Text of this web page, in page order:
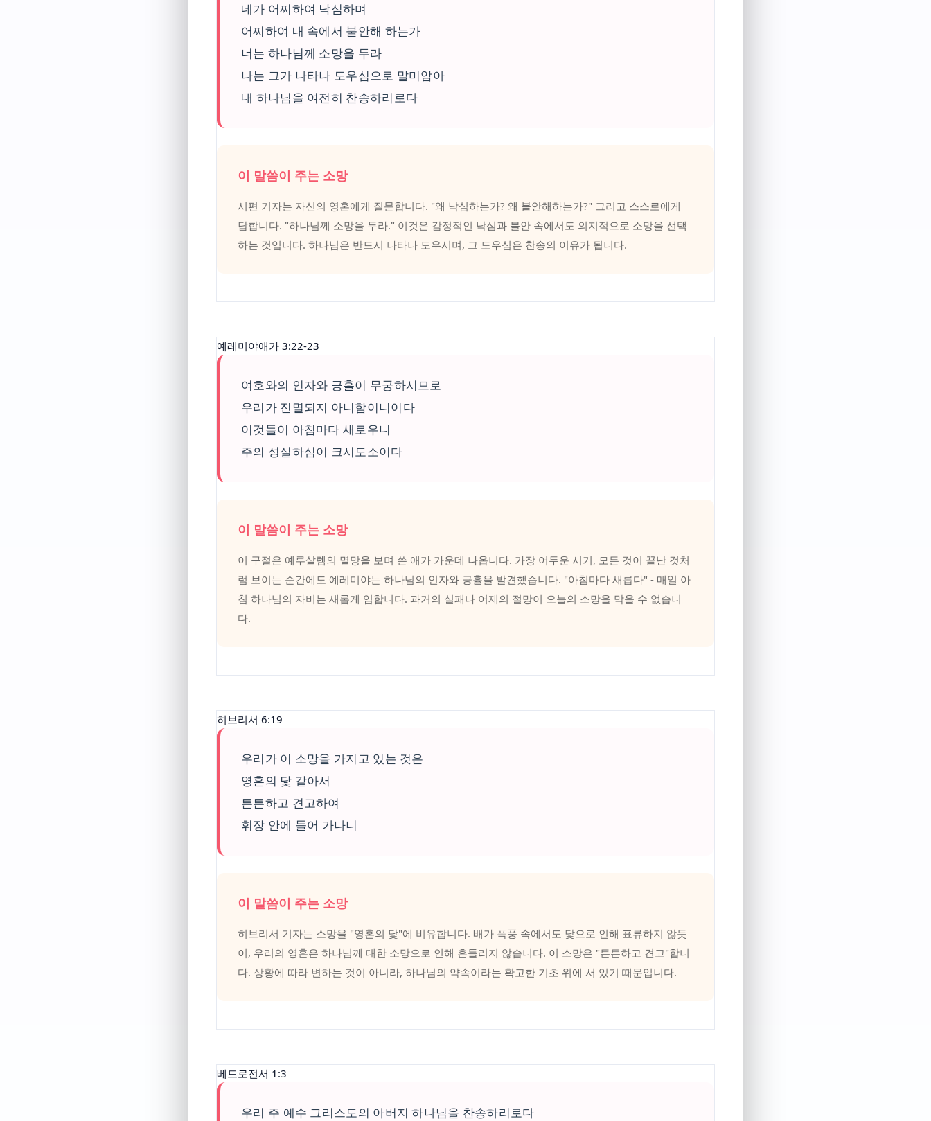
네가 어찌하여 낙심하며
어찌하여 내 속에서 불안해 하는가
너는 하나님께 소망을 두라
나는 그가 나타나 도우심으로 말미암아
내 하나님을 여전히 찬송하리로다
이 말씀이 주는 소망
시편 기자는 자신의 영혼에게 질문합니다. "왜 낙심하는가? 왜 불안해하는가?" 그리고 스스로에게
답합니다. "하나님께 소망을 두라." 이것은 감정적인 낙심과 불안 속에서도 의지적으로 소망을 선택
하는 것입니다. 하나님은 반드시 나타나 도우시며, 그 도우심은 찬송의 이유가 됩니다.
예레미야애가 3:22-23
여호와의 인자와 긍휼이 무궁하시므로
우리가 진멸되지 아니함이니이다
이것들이 아침마다 새로우니
주의 성실하심이 크시도소이다
이 말씀이 주는 소망
이 구절은 예루살렘의 멸망을 보며 쓴 애가 가운데 나옵니다. 가장 어두운 시기, 모든 것이 끝난 것처
럼 보이는 순간에도 예레미야는 하나님의 인자와 긍휼을 발견했습니다. "아침마다 새롭다" - 매일 아
침 하나님의 자비는 새롭게 임합니다. 과거의 실패나 어제의 절망이 오늘의 소망을 막을 수 없습니
다.
히브리서 6:19
우리가 이 소망을 가지고 있는 것은
영혼의 닻 같아서
튼튼하고 견고하여
휘장 안에 들어 가나니
이 말씀이 주는 소망
히브리서 기자는 소망을 "영혼의 닻"에 비유합니다. 배가 폭풍 속에서도 닻으로 인해 표류하지 않듯
이, 우리의 영혼은 하나님께 대한 소망으로 인해 흔들리지 않습니다. 이 소망은 "튼튼하고 견고"합니
다. 상황에 따라 변하는 것이 아니라, 하나님의 약속이라는 확고한 기초 위에 서 있기 때문입니다.
베드로전서 1:3
우리 주 예수 그리스도의 아버지 하나님을 찬송하리로다